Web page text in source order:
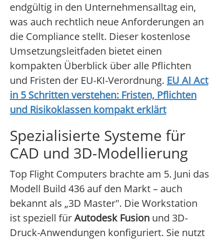
endgültig in den Unternehmensalltag ein,
was auch rechtlich neue Anforderungen an
die Compliance stellt. Dieser kostenlose
Umsetzungsleitfaden bietet einen
kompakten Überblick über alle Pflichten
und Fristen der EU-KI-Verordnung. EU AI Act
in 5 Schritten verstehen: Fristen, Pflichten
und Risikoklassen kompakt erklärt
Spezialisierte Systeme für
CAD und 3D-Modellierung
Top Flight Computers brachte am 5. Juni das
Modell Build 436 auf den Markt – auch
bekannt als „3D Master". Die Workstation
ist speziell fürAutodesk Fusion und 3D-
Druck-Anwendungen konfiguriert. Sie nutzt